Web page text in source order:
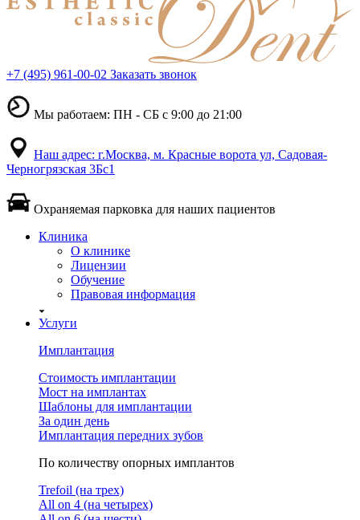
+7 (495) 961-00-02 Заказать звонок
Мы работаем: ПН - СБ с 9:00 до 21:00
Наш адрес: г.Москва, м. Красные ворота ул, Садовая-
Черногрязская 3Бс1
Охраняемая парковка для наших пациентов
Клиника
О клинике
Лицензии
Обучение
Правовая информация
Услуги
Имплантация
Стоимость имплантации
Мост на имплантах
Шаблоны для имплантации
За один день
Имплантация передних зубов
По количеству опорных имплантов
Trefoil (на трех)
All on 4 (на четырех)